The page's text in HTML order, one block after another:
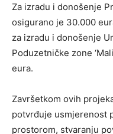
Za izradu i donošenje
osigurano je 30.000
za izradu i donošenje
Poduzetničke zone
eura.
Završetkom ovih
potvrđuje usmjerenost
prostorom, stvaranju